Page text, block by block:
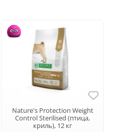
Nature's Protection Weight
Control Sterilised (птица,
криль), 12 кг